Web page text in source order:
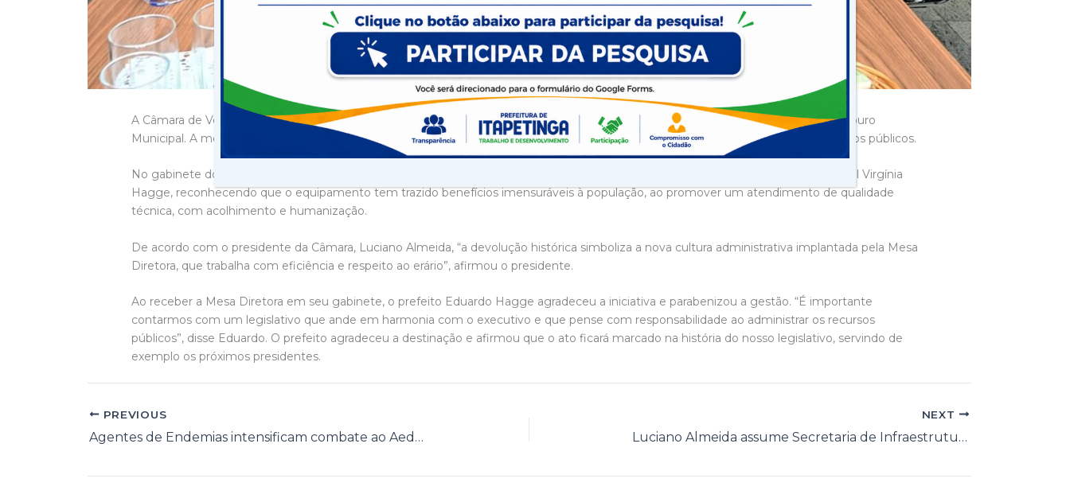
A Câmara de Vereadores de Itapetinga oficializou, nesta terça-feira, 21, a devolução de R$ 500 mil , relativos ao duodécimo, ao Tesouro
Municipal. A medida demonstra o resultado de um trabalho que prioriza a responsabilidade fiscal e a eficiência na gestão de recursos públicos.
No gabinete do prefeito, a Mesa Diretora realizou, ainda, a indicação de que esta verba fosse destinada a investimentos no Hospital Virgínia
Hagge, reconhecendo que o equipamento tem trazido benefícios imensuráveis à população, ao promover um atendimento de qualidade
técnica, com acolhimento e humanização.
De acordo com o presidente da Câmara, Luciano Almeida, “a devolução histórica simboliza a nova cultura administrativa implantada pela Mesa
Diretora, que trabalha com eficiência e respeito ao erário”, afirmou o presidente.
Ao receber a Mesa Diretora em seu gabinete, o prefeito Eduardo Hagge agradeceu a iniciativa e parabenizou a gestão. “É importante
contarmos com um legislativo que ande em harmonia com o executivo e que pense com responsabilidade ao administrar os recursos
públicos”, disse Eduardo. O prefeito agradeceu a destinação e afirmou que o ato ficará marcado na história do nosso legislativo, servindo de
exemplo os próximos presidentes.
PREVIOUS
Agentes de Endemias intensificam combate ao Aedes Aegypti
NEXT
Luciano Almeida assume Secretaria de Infraestrutura